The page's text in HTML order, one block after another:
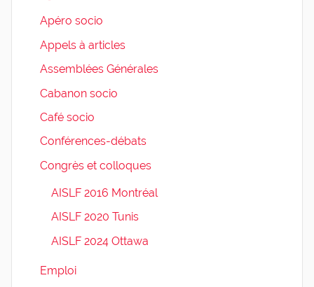
Apéro socio
Appels à articles
Assemblées Générales
Cabanon socio
Café socio
Conférences-débats
Congrès et colloques
AISLF 2016 Montréal
AISLF 2020 Tunis
AISLF 2024 Ottawa
Emploi